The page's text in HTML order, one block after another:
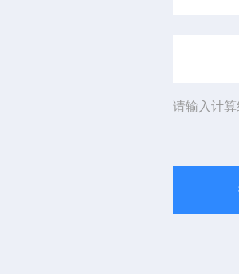
请输入计